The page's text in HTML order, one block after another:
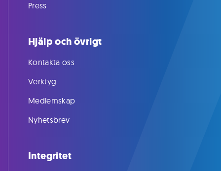
Press
Hjälp och övrigt
Kontakta oss
Verktyg
Medlemskap
Nyhetsbrev
Integritet